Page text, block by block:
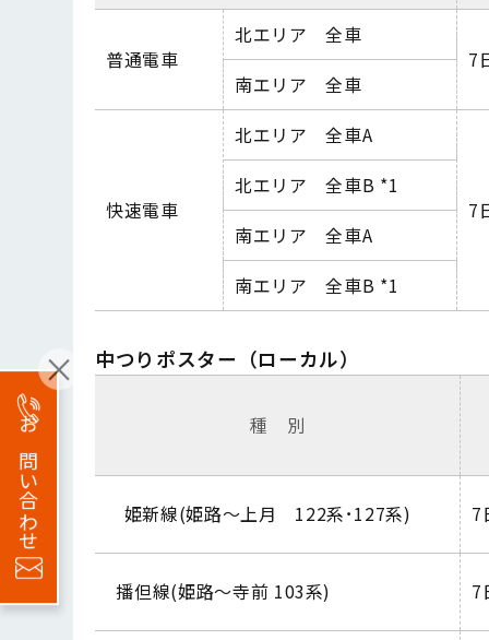
普通電車
北エリア 全車
7
南エリア 全車
快速電車
北エリア 全車A
7
北エリア 全車B *1
南エリア 全車A
南エリア 全車B *1
中つりポスター（ローカル）
種 別
姫新線(姫路～上月 122系･127系) 7
播但線(姫路～寺前 103系) 7
お問い合わせ